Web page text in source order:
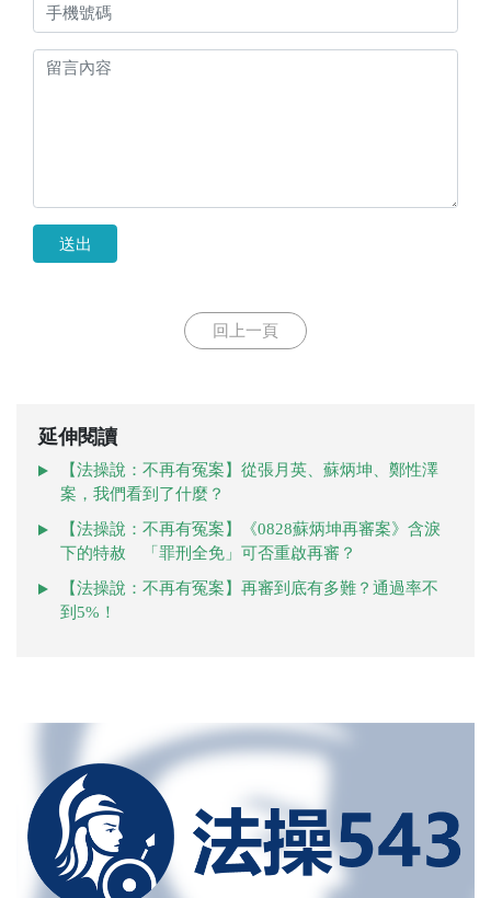
送出
回上一頁
延伸閱讀
【法操說：不再有冤案】從張月英、蘇炳坤、鄭性澤
案，我們看到了什麼？
【法操說：不再有冤案】《0828蘇炳坤再審案》含淚
下的特赦 「罪刑全免」可否重啟再審？
【法操說：不再有冤案】再審到底有多難？通過率不
到5%！